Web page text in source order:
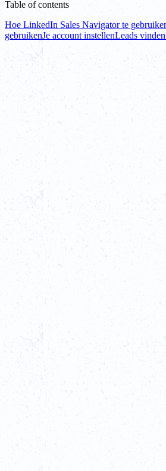
Table of contents
Hoe LinkedIn Sales Navigator te
gebruikenJe account instellenLeads